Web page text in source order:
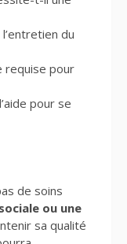
du
requise pour
pour se
de soins
ou une
sa qualité